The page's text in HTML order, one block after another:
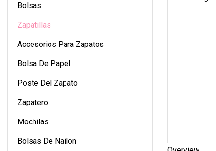
Bolsas
Zapatillas
Accesorios Para Zapatos
Bolsa De Papel
Poste Del Zapato
Zapatero
Mochilas
Bolsas De Nailon